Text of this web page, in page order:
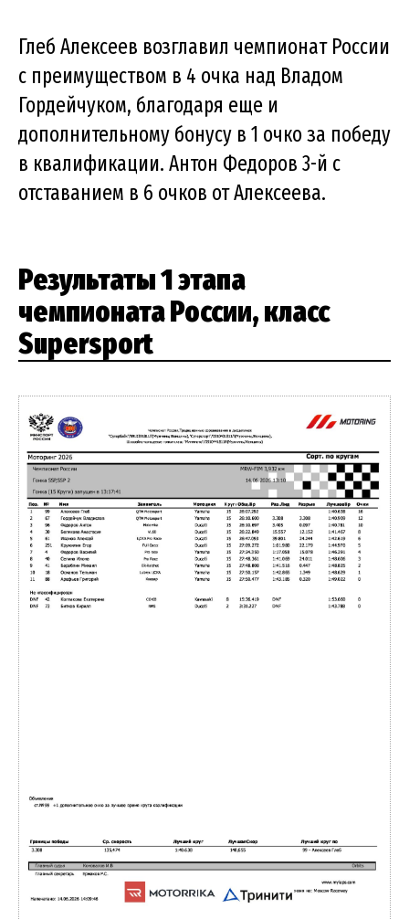
Глеб Алексеев возглавил чемпионат России
с преимуществом в 4 очка над Владом
Гордейчуком, благодаря еще и
дополнительному бонусу в 1 очко за победу
в квалификации. Антон Федоров 3-й с
отставанием в 6 очков от Алексеева.
Результаты 1 этапа
чемпионата России, класс
Supersport